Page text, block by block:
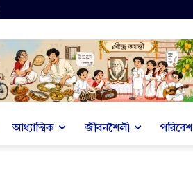
আধ্যাত্মিক জীবনশৈলী পরিবেশ